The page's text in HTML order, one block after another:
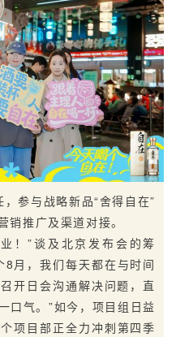
参与战略新品“舍得自在”
推广及渠道对接。
！”谈及北京发布会的筹
月，我们每天都在与时间
开日会沟通解决问题，直
口气。”如今，项目组日益
项目部正全力冲刺第四季